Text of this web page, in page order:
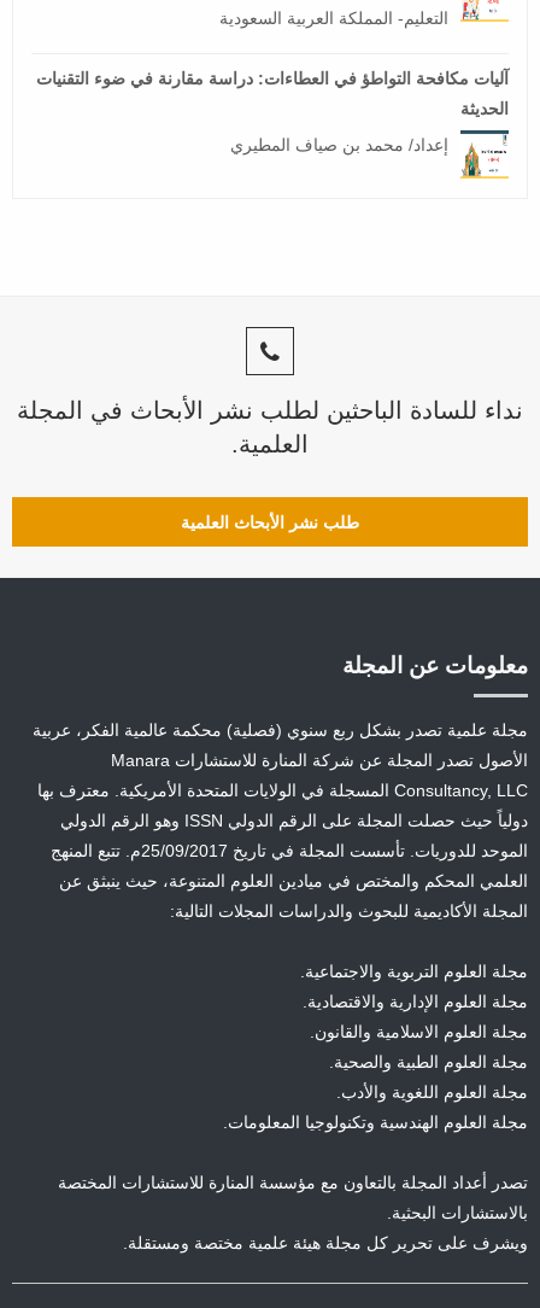
التعليم- المملكة العربية السعودية
آليات مكافحة التواطؤ في العطاءات: دراسة مقارنة في ضوء التقنيات
الحديثة
إعداد/ محمد بن صياف المطيري
نداء للسادة الباحثين لطلب نشر الأبحاث في المجلة
العلمية.
طلب نشر الأبحاث العلمية
معلومات عن المجلة
مجلة علمية تصدر بشكل ربع سنوي (فصلية) محكمة عالمية الفكر، عربية
الأصول تصدر المجلة عن شركة المنارة للاستشارات Manara
Consultancy, LLC المسجلة في الولايات المتحدة الأمريكية. معترف بها
دولياً حيث حصلت المجلة على الرقم الدولي ISSN وهو الرقم الدولي
الموحد للدوريات. تأسست المجلة في تاريخ 25/09/2017م. تتبع المنهج
العلمي المحكم والمختص في ميادين العلوم المتنوعة، حيث ينبثق عن
المجلة الأكاديمية للبحوث والدراسات المجلات التالية:
مجلة العلوم التربوية والاجتماعية.
مجلة العلوم الإدارية والاقتصادية.
مجلة العلوم الاسلامية والقانون.
مجلة العلوم الطبية والصحية.
مجلة العلوم اللغوية والأدب.
مجلة العلوم الهندسية وتكنولوجيا المعلومات.
تصدر أعداد المجلة بالتعاون مع مؤسسة المنارة للاستشارات المختصة
بالاستشارات البحثية.
ويشرف على تحرير كل مجلة هيئة علمية مختصة ومستقلة.